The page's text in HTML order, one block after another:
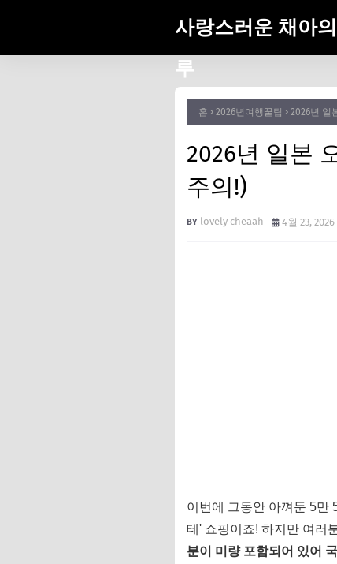
사랑스러운 채아
루
홈 2026년여행꿀팁 2026년 일
2026년 일본
주의!)
lovely cheaah 4월 23, 2026
이번에 그동안 아껴둔 5만
테' 쇼핑이죠! 하지만 여러
분이 미량 포함되어 있어